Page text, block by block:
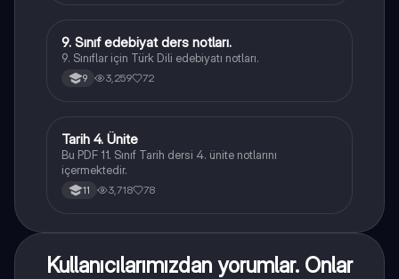
Türk Dili ve Edebiyatı
9. Sınıf edebiyat ders notları.
9. Sınıflar için Türk Dili edebiyatı notları.
9 3,259 72
Tarih
Tarih 4. Ünite
Bu PDF 11. Sınıf Tarih dersi 4. ünite notlarını
içermektedir.
11 3,718 78
Kullanıcılarımızdan yorumlar. Onlar